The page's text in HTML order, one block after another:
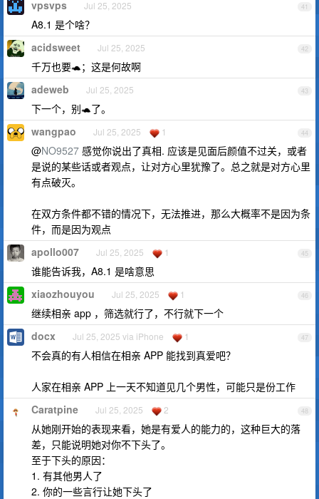
41
vpsvps Jul 25, 2025
A8.1 是个啥？
42
acidsweet Jul 25, 2025
千万也要🐢；这是何故啊
43
adeweb Jul 25, 2025
下一个，别🐢了。
44
wangpao Jul 25, 2025 1
@NO9527 感觉你说出了真相. 应该是见面后颜值不过关，或者
是说的某些话或者观点，让对方心里犹豫了。总之就是对方心里
有点破灭。
在双方条件都不错的情况下，无法推进，那么大概率不是因为条
件，而是因为观点
45
apollo007 Jul 25, 2025 1
谁能告诉我，A8.1 是啥意思
46
xiaozhouyou Jul 25, 2025 1
继续相亲 app ，筛选就行了，不行就下一个
47
docx Jul 25, 2025 via iPhone 1
不会真的有人相信在相亲 APP 能找到真爱吧？
人家在相亲 APP 上一天不知道见几个男性，可能只是份工作
48
Caratpine Jul 25, 2025 2
从她刚开始的表现来看，她是有爱人的能力的，这种巨大的落
差，只能说明她对你不下头了。
至于下头的原因：
1. 有其他男人了
2. 你的一些言行让她下头了